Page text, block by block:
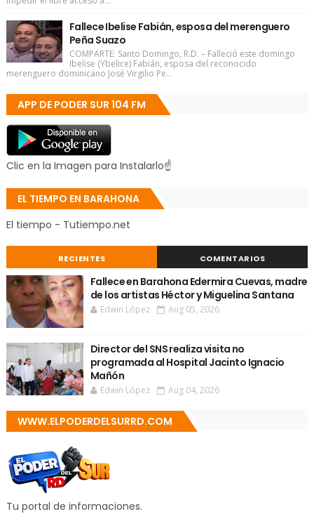
Fallece Ibelise Fabián, esposa del merenguero
Peña Suazo
COMPARTE: Santo Domingo, R.D. – Falleció este domingo
Ibelise (Ybelice) Fabián, esposa del reconocido
merenguero dominicano José Virgilio Pe...
APP DE PODER SUR 104 FM
Clic en la Imagen para Instalarlo☝
EL TIEMPO EN BARAHONA
El tiempo - Tutiempo.net
RECIENTES COMENTARIOS
Fallece en Barahona Edermira Cuevas, madre
de los artistas Héctor y Miguelina Santana
Edwin López Aug 05, 2026
Director del SNS realiza visita no
programada al Hospital Jacinto Ignacio
Mañón
Edwin López Aug 04, 2026
WWW.ELPODERDELSURRD.COM
Tu portal de informaciones.